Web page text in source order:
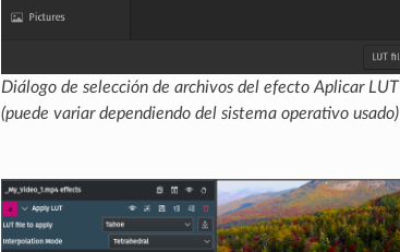
Diálogo de selección de archivos del efecto Aplicar LUT
(puede variar dependiendo del sistema operativo usado)